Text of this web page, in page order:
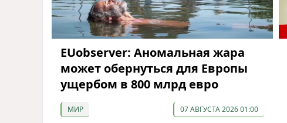
EUobserver: Аномальная жара
может обернуться для Европы
ущербом в 800 млрд евро
МИР 07 АВГУСТА 2026 01:00